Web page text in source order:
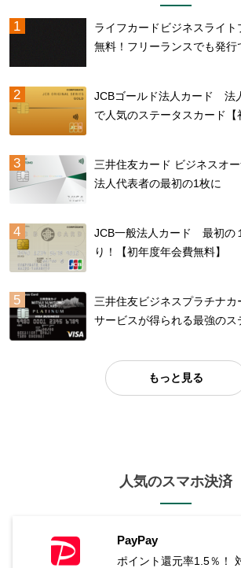
ライフカードビジネスライ
無料！フリーランスでも発行
JCBゴールド法人カード 法
で人気のステータスカード【
三井住友カード ビジネスオ
法人代表者の最初の1枚に
JCB一般法人カード 最初の
り！【初年度年会費無料】
三井住友ビジネスプラチナ
サービスが得られる最強のス
もっと見る
人気のスマホ決済
PayPay
ポイント還元率1.5％！